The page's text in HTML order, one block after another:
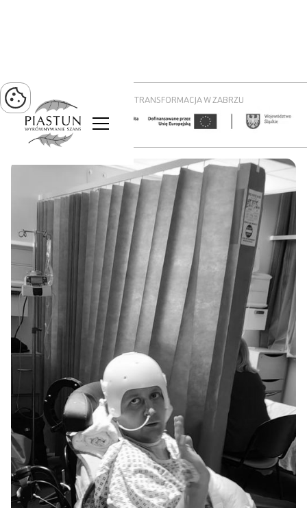
PROJEKT ZIELONA TRANSFORMACJA W ZABRZU